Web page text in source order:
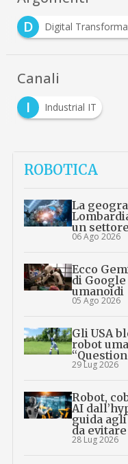
D
Digital
Canali
I
Industrial IT
ROBOTICA
La
un
06 Ago 2026
Ecco
di
umanoidi
05 Ago 2026
Gli USA
robot
29 Lug 2026
Robot,
AI
guida
da
28 Lug 2026